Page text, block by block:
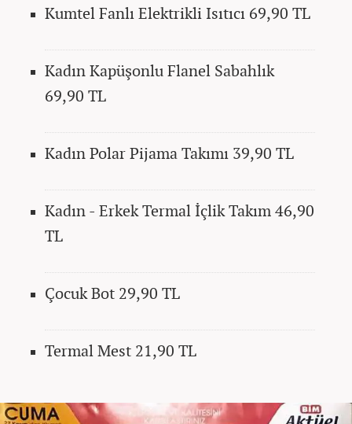
Kumtel Fanlı Elektrikli Isıtıcı 69,90 TL
Kadın Kapüşonlu Flanel Sabahlık
69,90 TL
Kadın Polar Pijama Takımı 39,90 TL
Kadın - Erkek Termal İçlik Takım 46,90
TL
Çocuk Bot 29,90 TL
Termal Mest 21,90 TL